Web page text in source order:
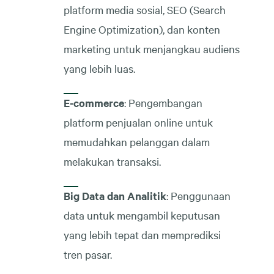
platform media sosial, SEO (Search
Engine Optimization), dan konten
marketing untuk menjangkau audiens
yang lebih luas.
E-commerce: Pengembangan
platform penjualan online untuk
memudahkan pelanggan dalam
melakukan transaksi.
Big Data dan Analitik: Penggunaan
data untuk mengambil keputusan
yang lebih tepat dan memprediksi
tren pasar.